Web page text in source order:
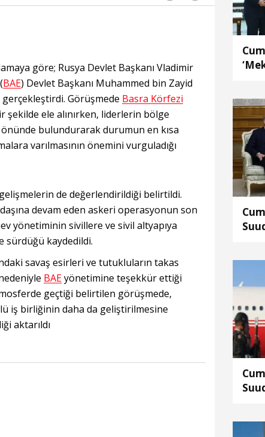
göre; Rusya Devlet Başkanı Vladimir
BAE) Devlet Başkanı Muhammed bin Zayid
Görüşmede Basra Körfezi
şekilde ele alınırken, liderlerin bölge
bulundurarak durumun en kısa
varılmasının önemini vurguladığı
de değerlendirildiği belirtildi.
devam eden askeri operasyonun son
yönetiminin sivillere ve sivil altyapıya
sürdüğü kaydedildi.
savaş esirleri ve tutukluların takas
BAEyönetimine teşekkür ettiği
geçtiği belirtilen görüşmede,
iş birliğinin daha da geliştirilmesine
aktarıldı